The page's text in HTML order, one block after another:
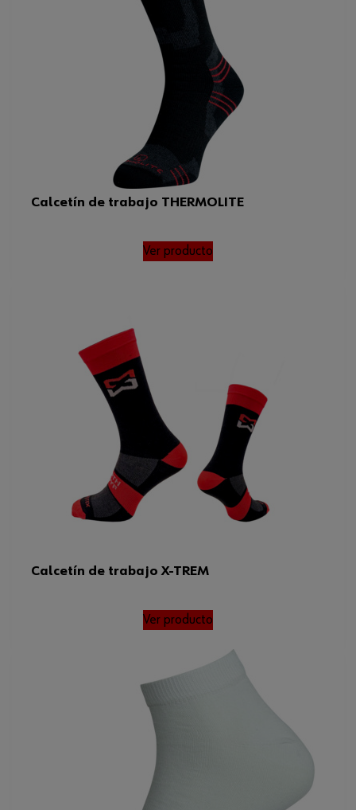
Calcetín de trabajo THERMOLITE
Ver producto
Calcetín de trabajo X-TREM
Ver producto